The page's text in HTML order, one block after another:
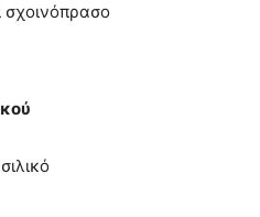
σχοινόπρασο